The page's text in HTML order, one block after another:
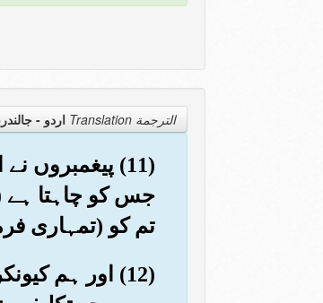
الترجمة Translation اردو -
(11)
جس کو چاہتا ہے
تم کو (تمہاری
(12) اور ہم